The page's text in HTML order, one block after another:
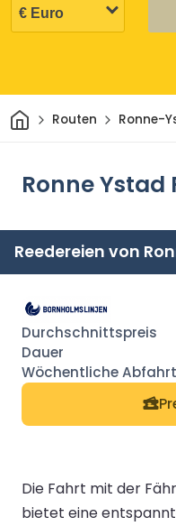
HeimRouten Ronne-
Ronne Ystad
Reedereien von
Die Fahrt mit der
bietet eine